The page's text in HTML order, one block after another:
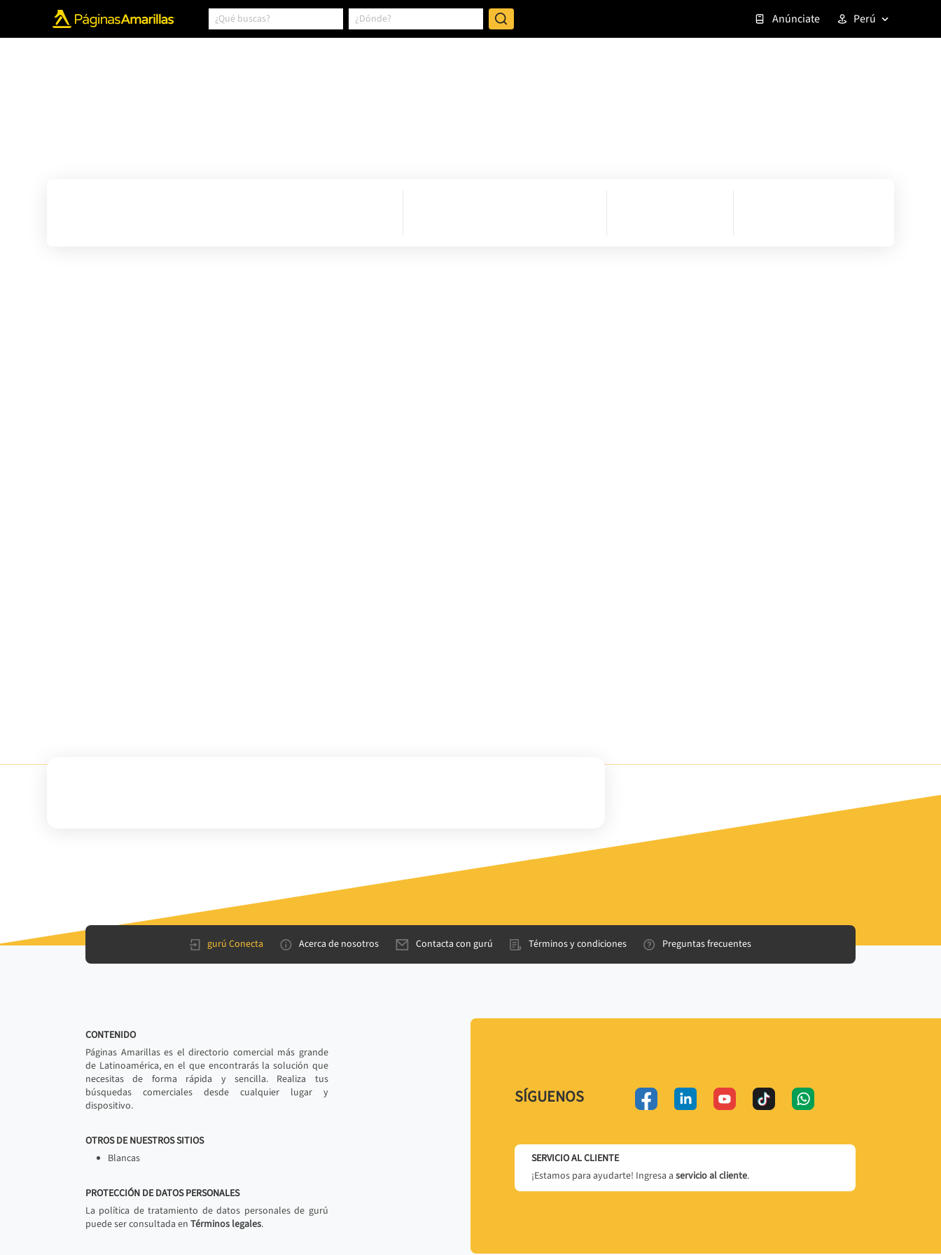
Anúnciate Perú
gurú Conecta Acerca de nosotros Contacta con gurú Términos y condiciones Preguntas frecuentes
CONTENIDO
Páginas Amarillas es el directorio comercial más grande
de Latinoamérica, en el que encontrarás la solución que
necesitas de forma rápida y sencilla. Realiza tus
búsquedas comerciales desde cualquier lugar y
dispositivo.
OTROS DE NUESTROS SITIOS
Blancas
PROTECCIÓN DE DATOS PERSONALES
La política de tratamiento de datos personales de gurú
puede ser consultada en Términos legales.
SÍGUENOS
SERVICIO AL CLIENTE
¡Estamos para ayudarte! Ingresa a servicio al cliente.